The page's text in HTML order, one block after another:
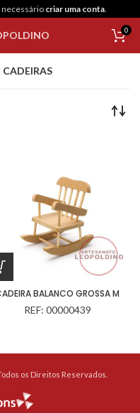
necessário criar uma conta.
0
CADEIRAS
BALANCO GROSSA M
REF: 00000439
os Direitos Reservados.